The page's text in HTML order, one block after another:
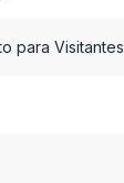
para Visitantes